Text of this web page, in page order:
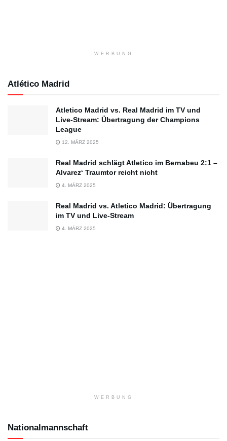
WERBUNG
Atlético Madrid
Atletico Madrid vs. Real Madrid im TV und
Live-Stream: Übertragung der Champions
League
12. MÄRZ 2025
Real Madrid schlägt Atletico im Bernabeu 2:1 –
Alvarez‘ Traumtor reicht nicht
4. MÄRZ 2025
Real Madrid vs. Atletico Madrid: Übertragung
im TV und Live-Stream
4. MÄRZ 2025
WERBUNG
Nationalmannschaft